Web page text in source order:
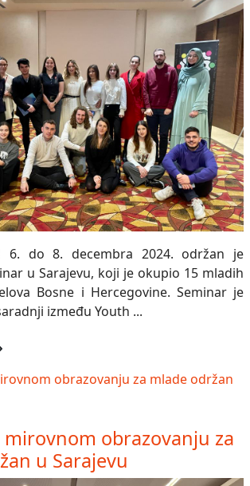
6. do 8. decembra 2024. održan je
u Sarajevu, koji je okupio 15 mladih
Bosne i Hercegovine. Seminar je
između Youth ...
mirovnom obrazovanju za
u Sarajevu